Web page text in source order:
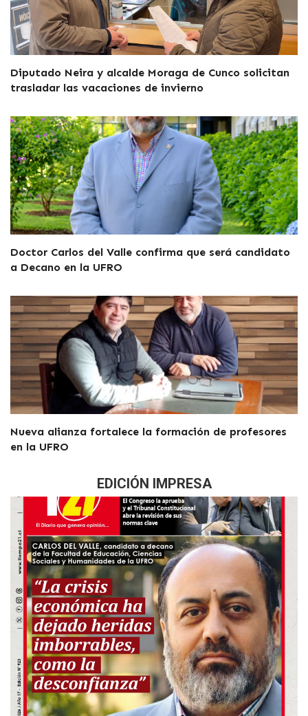
Diputado Neira y alcalde Moraga de Cunco solicitan
trasladar las vacaciones de invierno
Doctor Carlos del Valle confirma que será candidato
a Decano en la UFRO
Nueva alianza fortalece la formación de profesores
en la UFRO
EDICIÓN IMPRESA